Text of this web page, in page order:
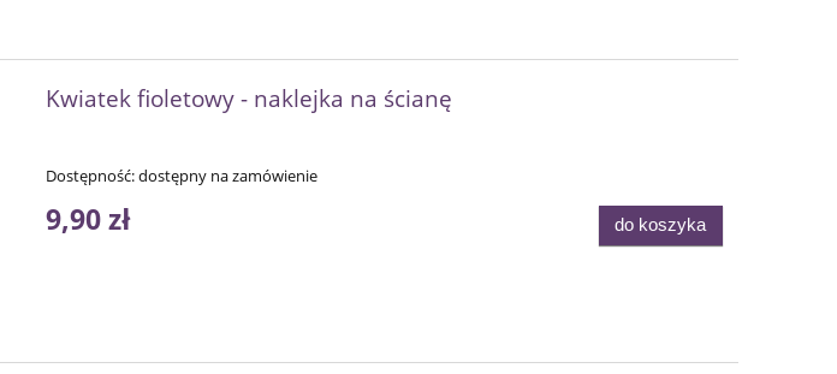
Kwiatek fioletowy - naklejka na ścianę
Dostępność:dostępny na zamówienie
9,90 zł do koszyka